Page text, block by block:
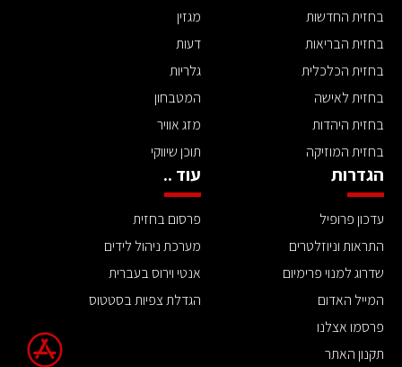
בחזית החדשות
בחזית הבריאות
בחזית הכלכלית
בחזית לאישה
בחזית היהדות
בחזית המוזיקה
מגזין
דעות
גלריות
המטבחון
מזג אוויר
תוכן שיווקי
הגדרות
עדכון פרופיל
התראות וניוזלטרים
שדרוג למנוי פרימיום
המייל האדום
פרסמו אצלנו
תקנון האתר
עוד ..
פרסום בחזית
מערכת ניהול לידים
אנטי וירוס בעברית
הגדלת צפיות בסטטוס